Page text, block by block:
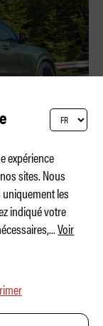
expérience
sites. Nous
les
indiqué votre
...Voir